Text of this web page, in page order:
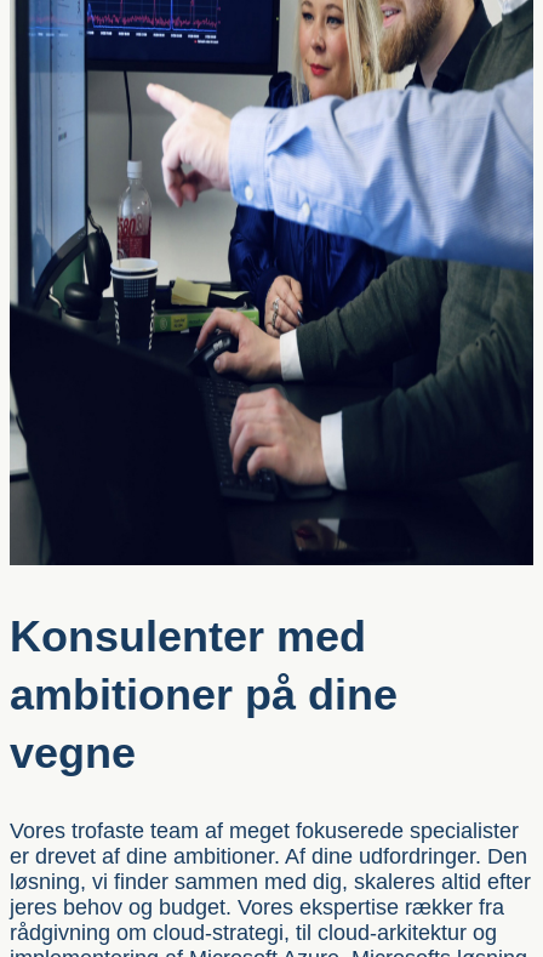
Konsulenter med
ambitioner på dine
vegne
Vores trofaste team af meget fokuserede specialister
er drevet af dine ambitioner. Af dine udfordringer. Den
løsning, vi finder sammen med dig, skaleres altid efter
jeres behov og budget. Vores ekspertise rækker fra
rådgivning om cloud-strategi, til cloud-arkitektur og